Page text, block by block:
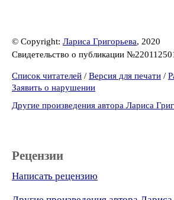
© Copyright: Лариса Григорьева, 2020
Свидетельство о публикации
Список читателей / Версия для печати /
Заявить о нарушении
Другие произведения автора Лариса
Рецензии
Написать рецензию